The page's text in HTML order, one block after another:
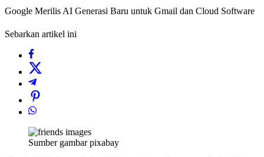
Google Merilis AI Generasi Baru untuk Gmail dan Cloud Software
Sebarkan artikel ini
Sumber gambar pixabay